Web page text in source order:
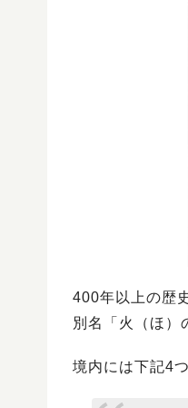
400年以上の歴
別名「火（ほ）
境内には下記4